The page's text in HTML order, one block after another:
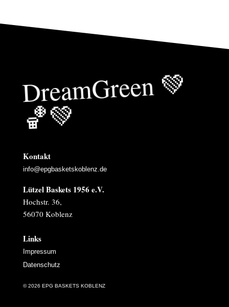
Drea
mGreen
💚
🏀
💚
Kontakt
info@epgbasketskoblenz.de
Lützel Baskets 1956 e.V.
Hochstr. 36,
56070 Koblenz
Links
Impressum
Datenschutz
© 2026 EPG BASKETS KOBLENZ